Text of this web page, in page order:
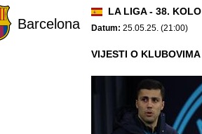
Barcelona
LA LIGA - 38. KOLO
Datum: 25.05.25. (21:00)
VIJESTI O KLUBOVIMA